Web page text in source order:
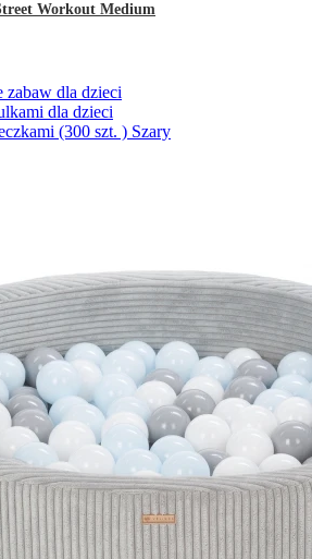
Workout Medium
zabaw dla dzieci
dla dzieci
(300 szt. ) Szary